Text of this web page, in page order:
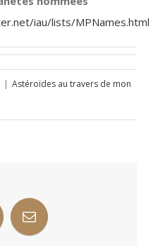
iau/lists/MPNames.html
| Astéroïdes au travers de mon